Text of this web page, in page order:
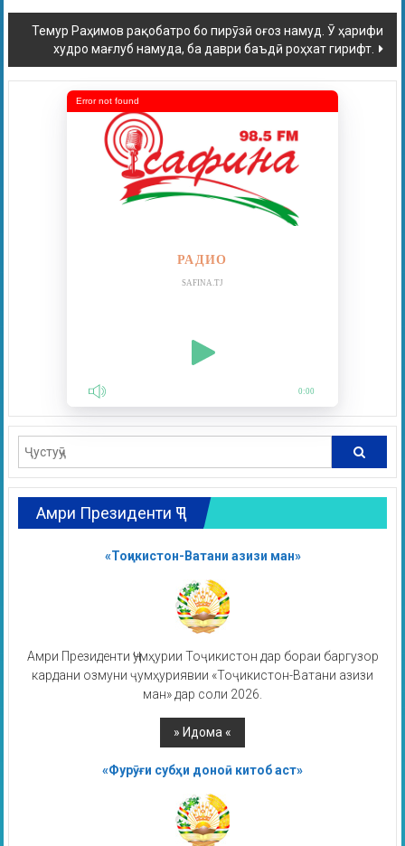
Темур Раҳимов рақобатро бо пирӯзӣ оғоз намуд. Ӯ ҳарифи
худро мағлуб намуда, ба даври баъдӣ роҳхат гирифт.
РАДИО
SAFINA.TJ
0:00
Error not found
Амри Президенти ҶТ
«Тоҷикистон-Ватани азизи ман»
Амри Президенти Ҷумҳурии Тоҷикистон дар бораи баргузор
кардани озмуни ҷумҳуриявии «Тоҷикистон-Ватани азизи
ман» дар соли 2026.
«Фурӯғи субҳи доноӣ китоб аст»